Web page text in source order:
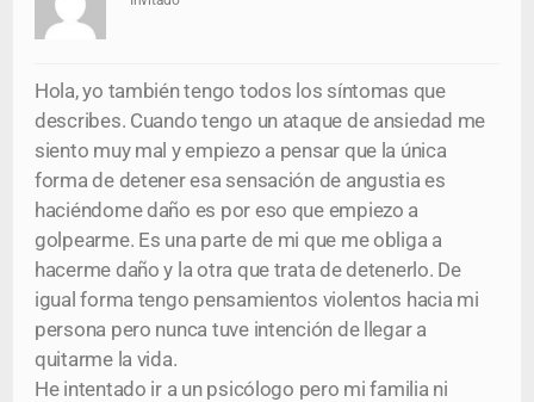
Hola, yo también tengo todos los síntomas que
describes. Cuando tengo un ataque de ansiedad me
siento muy mal y empiezo a pensar que la única
forma de detener esa sensación de angustia es
haciéndome daño es por eso que empiezo a
golpearme. Es una parte de mi que me obliga a
hacerme daño y la otra que trata de detenerlo. De
igual forma tengo pensamientos violentos hacia mi
persona pero nunca tuve intención de llegar a
quitarme la vida.
He intentado ir a un psicólogo pero mi familia ni